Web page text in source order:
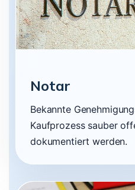
Notar
Bekannte
Kaufprozess sauber
dokumentiert werden.